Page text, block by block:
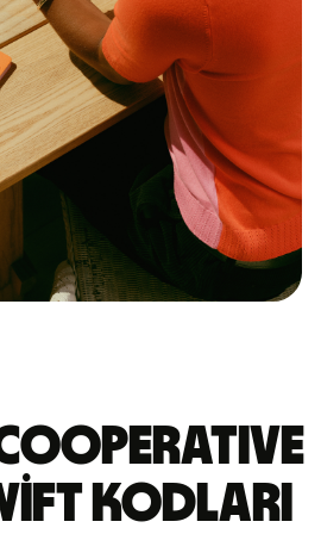
kodları